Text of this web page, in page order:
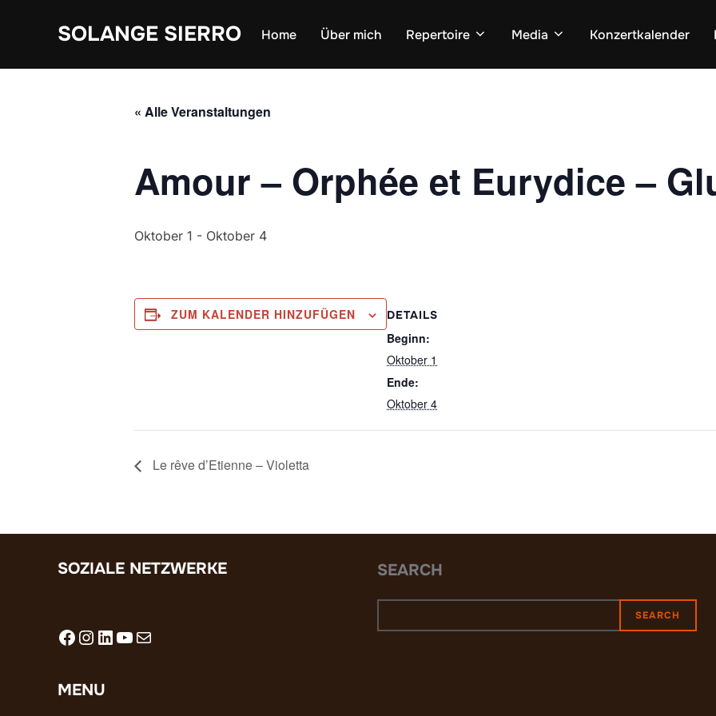
SOLANGE SIERRO Home Über mich Repertoire Media Konzertkalender
« Alle Veranstaltungen
Amour – Orphée et Eurydice –
Oktober 1 - Oktober 4
ZUM KALENDER HINZUFÜGEN DETAILS
Beginn:
Oktober 1
Ende:
Oktober 4
Le rêve d’Etienne – Violetta
SOZIALE NETZWERKE
Facebook
Instagram
LinkedIn
YouTube
E-Mail
MENU
SEARCH
SEARCH